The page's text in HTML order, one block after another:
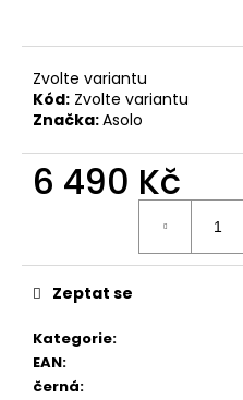
Zvolte variantu
Kód: Zvolte variantu
Značka:Asolo
6 490 Kč
Kategorie:
EAN:
černá:
Zeptat se
č
u
e
m
1-
46
001
BLACK